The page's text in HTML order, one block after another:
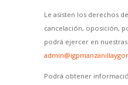
Le asisten los derechos
cancelación, oposición,
podrá ejercer en
Podrá obtener